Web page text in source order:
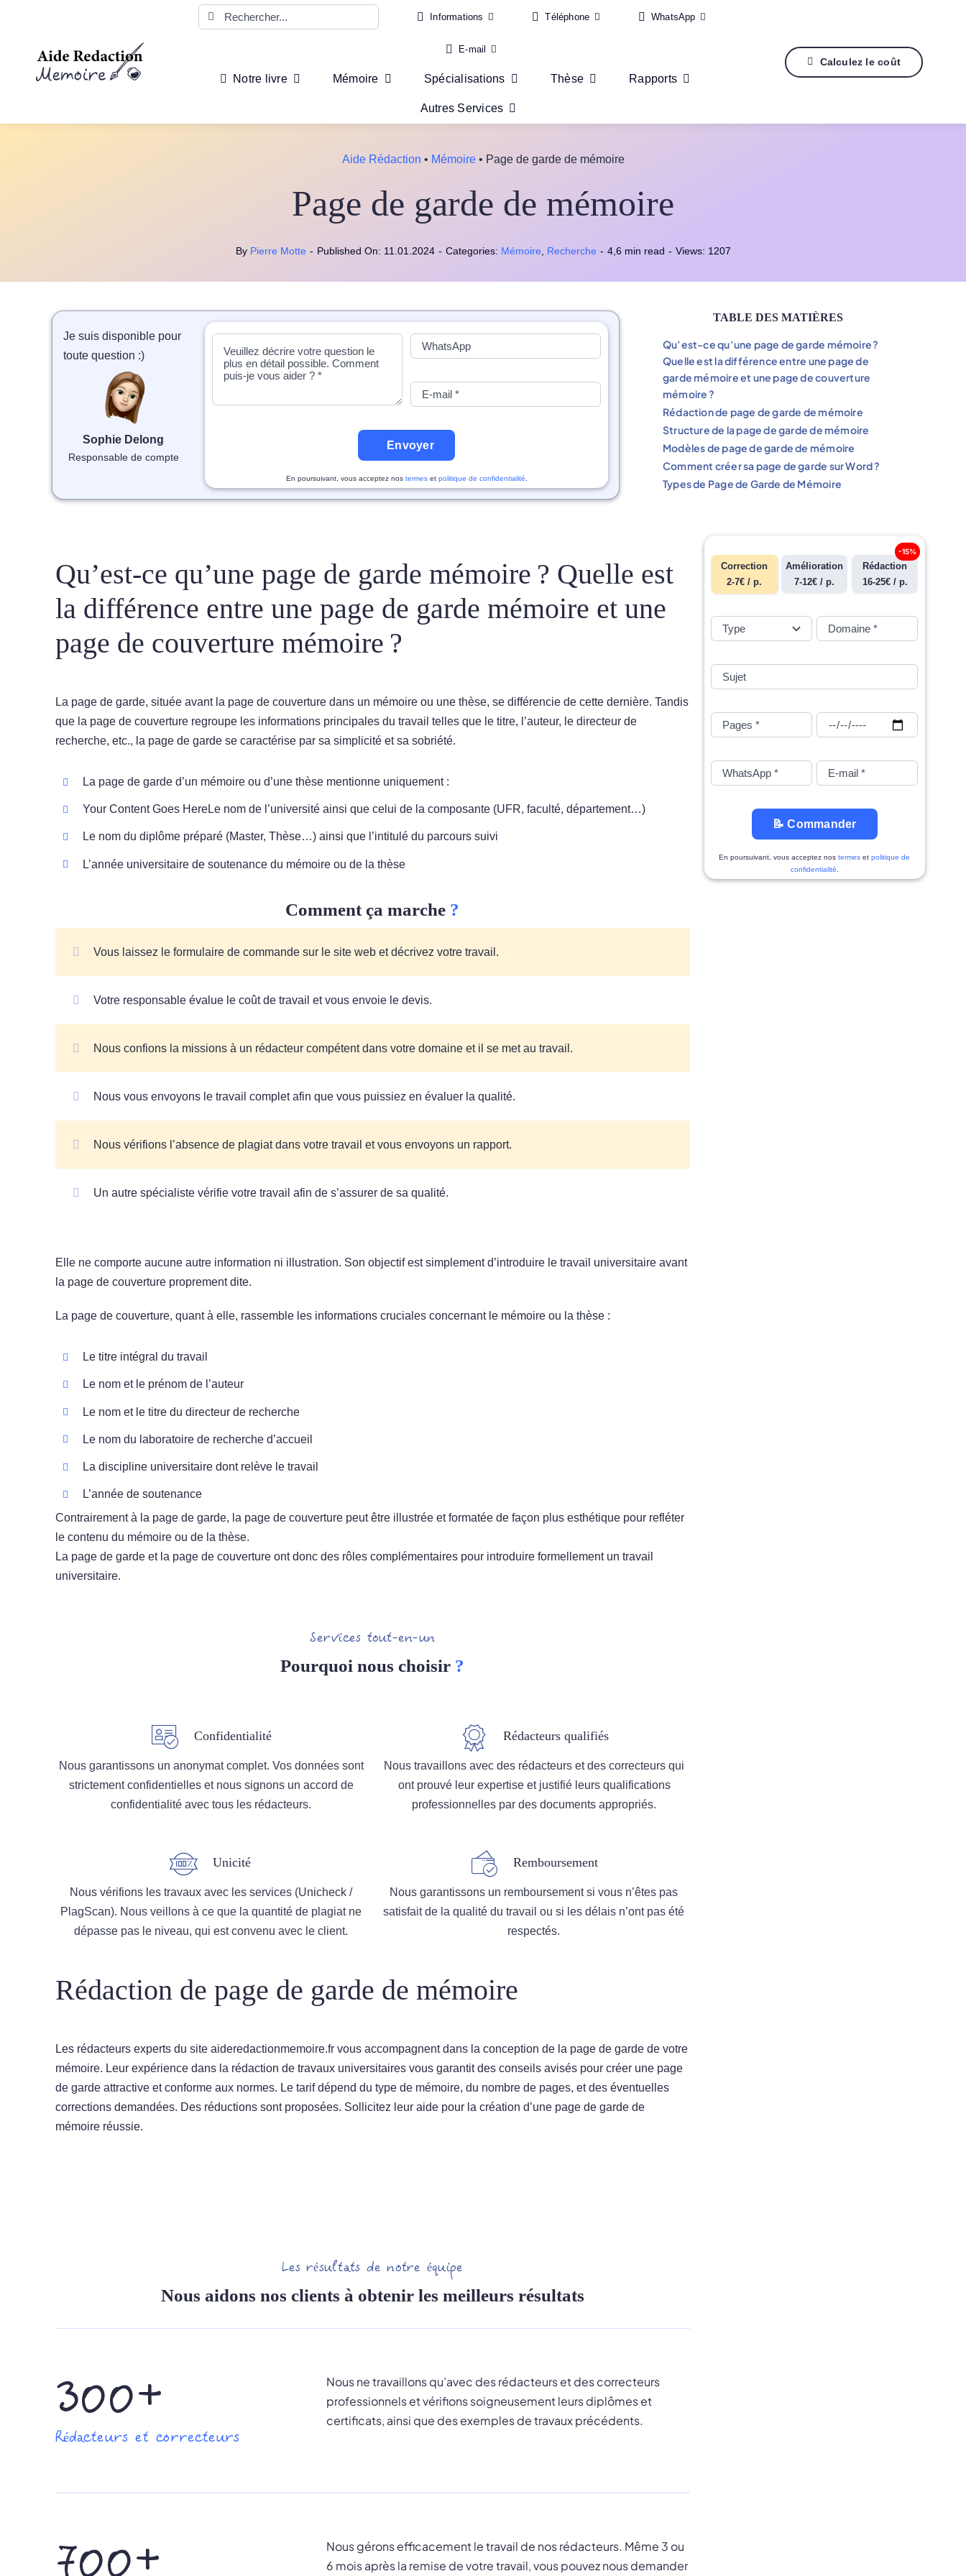
Rechercher: Informations Téléphone WhatsApp
E-mail
Notre livre Mémoire Spécialisations Thèse Rapports
Autres Services
Calculez le coût
Aide Rédaction • Mémoire• Page de garde de mémoire
Page de garde de mémoire
By Pierre Motte - Published On: 11.01.2024 - Categories: Mémoire Recherche - 4,6 min read - Views: 1207
Je suis disponible pour
toute question :)
Sophie Delong
Responsable de compte
Envoyer
En poursuivant, vous acceptez nos termeset politique de confidentialité
TABLE DES MATIÈRES
Qu’est-ce qu’une page de garde mémoire ?
Quelle est la différence entre une page de
garde mémoire et une page de couverture
mémoire ?
Rédaction de page de garde de mémoire
Structure de la page de garde de mémoire
Modèles de page de garde de mémoire
Comment créer sa page de garde sur Word ?
Types de Page de Garde de Mémoire
Qu’est-ce qu’une page de garde mémoire ? Quelle est
la différence entre une page de garde mémoire et une
page de couverture mémoire ?
La page de garde, située avant la page de couverture dans un mémoire ou une thèse, se différencie de cette dernière. Tandis
que la page de couverture regroupe les informations principales du travail telles que le titre, l’auteur, le directeur de
recherche, etc., la page de garde se caractérise par sa simplicité et sa sobriété.
La page de garde d’un mémoire ou d’une thèse mentionne uniquement :
Your Content Goes HereLe nom de l’université ainsi que celui de la composante (UFR, faculté, département…)
Le nom du diplôme préparé (Master, Thèse…) ainsi que l’intitulé du parcours suivi
L’année universitaire de soutenance du mémoire ou de la thèse
Comment ça marche ?
Vous laissez le formulaire de commande sur le site web et décrivez votre travail.
Votre responsable évalue le coût de travail et vous envoie le devis.
Nous confions la missions à un rédacteur compétent dans votre domaine et il se met au travail.
Nous vous envoyons le travail complet afin que vous puissiez en évaluer la qualité.
Nous vérifions l’absence de plagiat dans votre travail et vous envoyons un rapport.
Un autre spécialiste vérifie votre travail afin de s’assurer de sa qualité.
Elle ne comporte aucune autre information ni illustration. Son objectif est simplement d’introduire le travail universitaire avant
la page de couverture proprement dite.
La page de couverture, quant à elle, rassemble les informations cruciales concernant le mémoire ou la thèse :
Le titre intégral du travail
Le nom et le prénom de l’auteur
Le nom et le titre du directeur de recherche
Le nom du laboratoire de recherche d’accueil
La discipline universitaire dont relève le travail
L’année de soutenance
Contrairement à la page de garde, la page de couverture peut être illustrée et formatée de façon plus esthétique pour refléter
le contenu du mémoire ou de la thèse.
La page de garde et la page de couverture ont donc des rôles complémentaires pour introduire formellement un travail
universitaire.
Services tout-en-un
Pourquoi nous choisir ?
Confidentialité
Nous garantissons un anonymat complet. Vos données sont
strictement confidentielles et nous signons un accord de
confidentialité avec tous les rédacteurs.
Rédacteurs qualifiés
Nous travaillons avec des rédacteurs et des correcteurs qui
ont prouvé leur expertise et justifié leurs qualifications
professionnelles par des documents appropriés.
Unicité
Nous vérifions les travaux avec les services (Unicheck /
PlagScan). Nous veillons à ce que la quantité de plagiat ne
dépasse pas le niveau, qui est convenu avec le client.
Remboursement
Nous garantissons un remboursement si vous n’êtes pas
satisfait de la qualité du travail ou si les délais n’ont pas été
respectés.
Rédaction de page de garde de mémoire
Les rédacteurs experts du site aideredactionmemoire.fr vous accompagnent dans la conception de la page de garde de votre
mémoire. Leur expérience dans la rédaction de travaux universitaires vous garantit des conseils avisés pour créer une page
de garde attractive et conforme aux normes. Le tarif dépend du type de mémoire, du nombre de pages, et des éventuelles
corrections demandées. Des réductions sont proposées. Sollicitez leur aide pour la création d’une page de garde de
mémoire réussie.
Les résultats de notre équipe
Nous aidons nos clients à obtenir les meilleurs résultats
300+
Rédacteurs et correcteurs
Nous ne travaillons qu’avec des rédacteurs et des correcteurs
professionnels et vérifions soigneusement leurs diplômes et
certificats, ainsi que des exemples de travaux précédents.
700+
Nous gérons efficacement le travail de nos rédacteurs. Même 3 ou
6 mois après la remise de votre travail, vous pouvez nous demander
Correction
2-7€ / p.
Amélioration
7-12€ / p.
Rédaction
16-25€ / p.
-15%
📝 Commander
En poursuivant, vous acceptez nostermes etpolitique de
confidentialité